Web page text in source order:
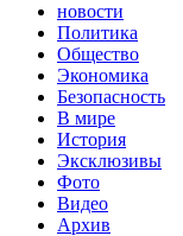
новости
Политика
Общество
Экономика
Безопасность
В мире
История
Эксклюзивы
Фото
Видео
Архив